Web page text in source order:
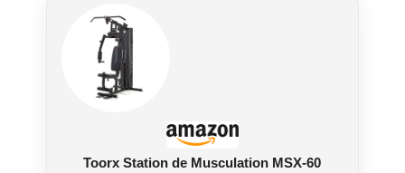
Toorx Station de Musculation MSX-60